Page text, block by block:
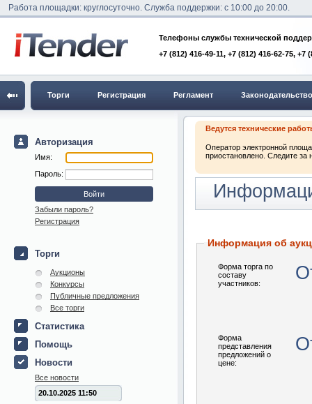
Работа площадки: круглосуточно. Служба поддержки: с 10:00 до 20:00.
Телефоны службы технической
+7 (812) 416-49-11, +7 (812) 416-62-75, +7
Торги Регистрация Регламент Законодательство
Авторизация
Имя:
Пароль:
Забыли пароль?
Регистрация
Торги
Аукционы
Конкурсы
Публичные предложения
Все торги
Статистика
Помощь
Новости
Все новости
20.10.2025 11:50
Ведутся технические
Оператор электронной
приостановлено. Следите за
Информация об
Форма торга по
составу
участников:
Форма
представления
предложений о
цене: